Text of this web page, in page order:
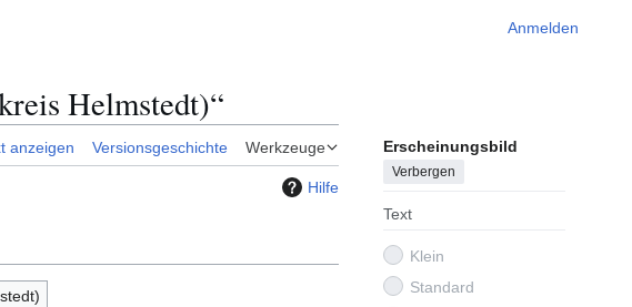
Anmelden
Helmstedt)“
anzeigen Versionsgeschichte Werkzeuge Erscheinungsbild
Verbergen
Text
Klein
Standard
Hilfe